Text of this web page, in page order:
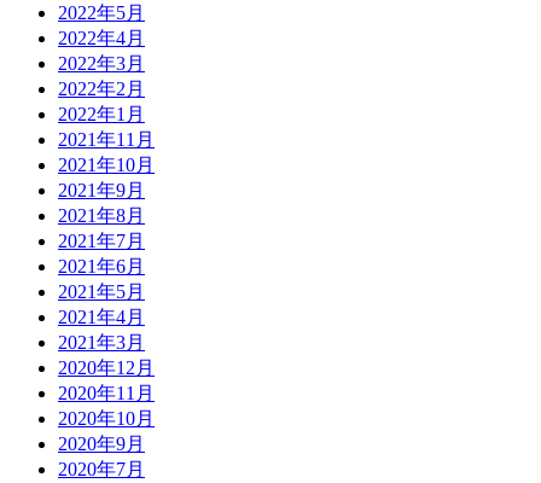
2022年5月
2022年4月
2022年3月
2022年2月
2022年1月
2021年11月
2021年10月
2021年9月
2021年8月
2021年7月
2021年6月
2021年5月
2021年4月
2021年3月
2020年12月
2020年11月
2020年10月
2020年9月
2020年7月